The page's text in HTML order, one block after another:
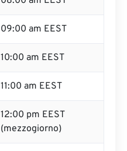
09:00 am EEST
10:00 am EEST
11:00 am EEST
12:00 pm EEST
(mezzogiorno)